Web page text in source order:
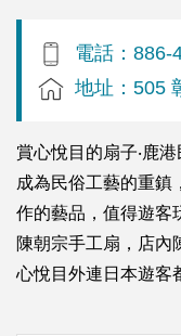
電話：886-
地址：505
賞心悅目的扇子‧鹿
成為民俗工藝的重鎮
作的藝品，值得遊客
陳朝宗手工扇，店內
心悅目外連日本遊客